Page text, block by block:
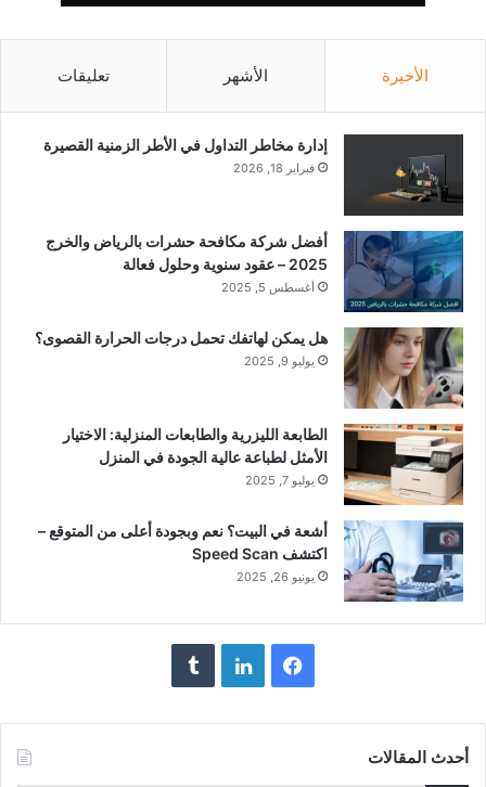
الأخيرة الأشهر تعليقات
إدارة مخاطر التداول في الأطر الزمنية القصيرة
فبراير 18, 2026
أفضل شركة مكافحة حشرات بالرياض والخرج
2025 – عقود سنوية وحلول فعالة
أغسطس 5, 2025
هل يمكن لهاتفك تحمل درجات الحرارة القصوى؟
يوليو 9, 2025
الطابعة الليزرية والطابعات المنزلية: الاختيار
الأمثل لطباعة عالية الجودة في المنزل
يوليو 7, 2025
أشعة في البيت؟ نعم وبجودة أعلى من المتوقع –
اكتشف Speed Scan
يونيو 26, 2025
فيسبوكلينكدإن
‏Tumblr
أحدث المقالات